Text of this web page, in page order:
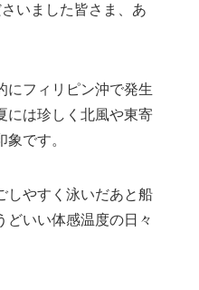
いました皆さま、あ
にフィリピン沖で発生
には珍しく北風や東寄
です。
しやすく泳いだあと船
どいい体感温度の日々